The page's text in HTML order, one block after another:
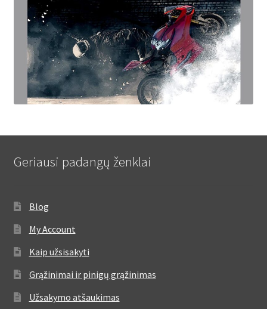
Geriausi padangų ženklai
Blog
My Account
Kaip užsisakyti
Grąžinimai ir pinigų grąžinimas
Užsakymo atšaukimas